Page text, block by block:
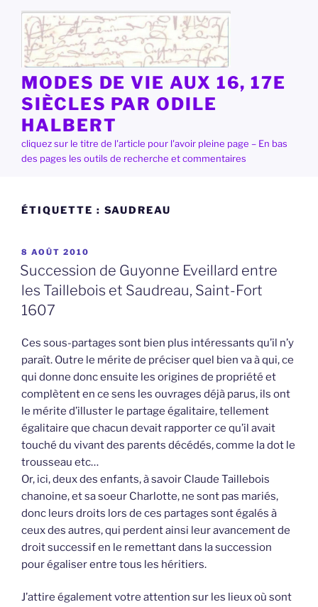
contenu
principal
MODES DE VIE AUX 16, 17E
SIÈCLES PAR ODILE
HALBERT
cliquez sur le titre de l'article pour l'avoir pleine page – En bas
des pages les outils de recherche et commentaires
ÉTIQUETTE : SAUDREAU
PUBLIÉ
LE
8 AOÛT 2010
Succession de Guyonne Eveillard entre
les Taillebois et Saudreau, Saint-Fort
1607
Ces sous-partages sont bien plus intéressants qu’il n’y
paraît. Outre le mérite de préciser quel bien va à qui, ce
qui donne donc ensuite les origines de propriété et
complètent en ce sens les ouvrages déjà parus, ils ont
le mérite d’illuster le partage égalitaire, tellement
égalitaire que chacun devait rapporter ce qu’il avait
touché du vivant des parents décédés, comme la dot le
trousseau etc…
Or, ici, deux des enfants, à savoir Claude Taillebois
chanoine, et sa soeur Charlotte, ne sont pas mariés,
donc leurs droits lors de ces partages sont égalés à
ceux des autres, qui perdent ainsi leur avancement de
droit successif en le remettant dans la succession
pour égaliser entre tous les héritiers.
J’attire également votre attention sur les lieux où sont